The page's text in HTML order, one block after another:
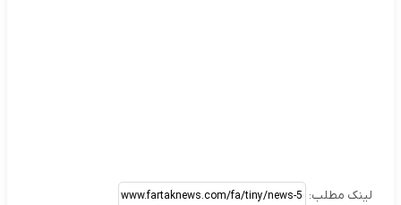
لینک مطلب: